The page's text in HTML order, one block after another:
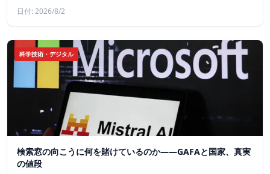
日付: 2026/8/2
科学技術・デジタル
検索窓の向こうに何を賭けているのか——GAFAと国家、真実
の値段